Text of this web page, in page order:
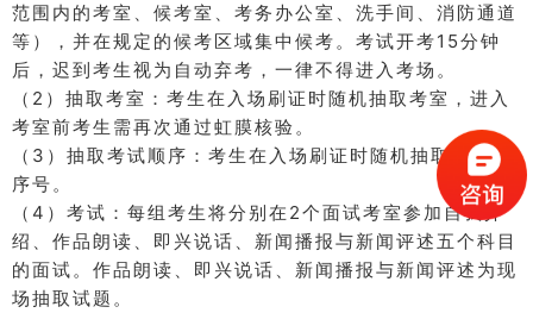
范围内的考室、候考室、考务办公室、洗手间、消防通道
等），并在规定的候考区域集中候考。 考试开考15分钟
后，迟到考生视为自动弃考，一律不得进入考场。
（2）抽取考室： 考生在入场刷证时随机抽取考室，进入
考室前考生需再次通过虹膜核验。
（3）抽取考试顺序： 考生在入场刷证时随机抽取考试顺
序号。
（4）考试： 每组考生将分别在2个面试考室参加自我介
绍、作品朗读、即兴说话、新闻播报与新闻评述五个科目
的面试。 作品朗读、即兴说话、新闻播报与新闻评述为现
场抽取试题。